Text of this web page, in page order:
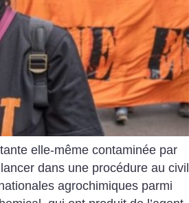
elle-même contaminée par
dans une procédure au civil
agrochimiques parmi